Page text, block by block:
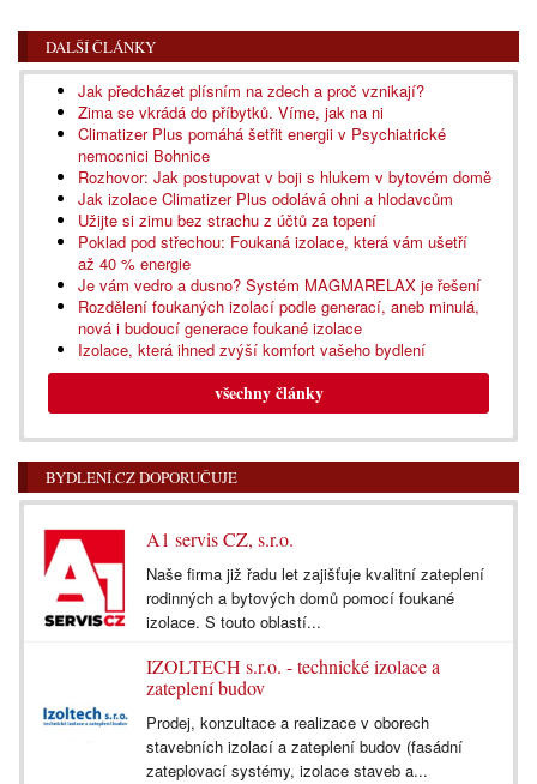
DALŠÍ ČLÁNKY
Jak předcházet plísním na zdech a proč vznikají?
Zima se vkrádá do příbytků. Víme, jak na ni
Climatizer Plus pomáhá šetřit energii v Psychiatrické
nemocnici Bohnice
Rozhovor: Jak postupovat v boji s hlukem v bytovém domě
Jak izolace Climatizer Plus odolává ohni a hlodavcům
Užijte si zimu bez strachu z účtů za topení
Poklad pod střechou: Foukaná izolace, která vám ušetří
až 40 % energie
Je vám vedro a dusno? Systém MAGMARELAX je řešení
Rozdělení foukaných izolací podle generací, aneb minulá,
nová i budoucí generace foukané izolace
Izolace, která ihned zvýší komfort vašeho bydlení
všechny články
BYDLENÍ.CZ DOPORUČUJE
A1 servis CZ, s.r.o.
Naše firma již řadu let zajišťuje kvalitní zateplení
rodinných a bytových domů pomocí foukané
izolace. S touto oblastí...
IZOLTECH s.r.o. - technické izolace a
zateplení budov
Prodej, konzultace a realizace v oborech
stavebních izolací a zateplení budov (fasádní
zateplovací systémy, izolace staveb a...